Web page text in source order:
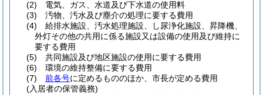
(2)
電気、ガス、水道及び下水道の使用料
(3)
汚物、汚水及び塵介の処理に要する費用
(4)
給排水施設、汚水処理施設、し尿浄化施設、昇降機、
外灯その他の共用に係る施設又は設備の使用及び維持に
要する費用
(5)
共同施設及び地区施設の使用に要する費用
(6)
環境の維持整備に要する費用
(7)
前各号に定めるもののほか、市長が定める費用
(入居者の保管義務)